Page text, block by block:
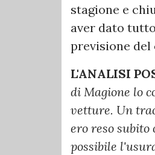
stagione e
aver dato
previsione del
L'ANALISI
di Magione lo
vetture. Un
ero reso
possibile